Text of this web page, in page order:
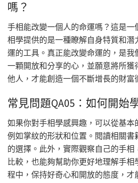
嗎？
手相能改變一個人的命運嗎？這是一
相學提供的是一種瞭解自身特質和潛
運的工具。真正能改變命運的，是我
一顆開放和分享的心，並願意將所獲
他人，才能創造一個不斷增長的財富
常見問題QA05：如何開始
如果你對手相學感興趣，可以從基本
例如掌紋的形狀和位置。閱讀相關書
的選擇。此外，實際觀察自己的手
比較，也能夠幫助你更好地理解手
程中，保持好奇心和開放的態度，才